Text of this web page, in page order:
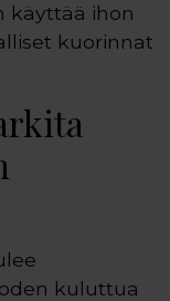
käyttää ihon
kuorinnat
kuluttua